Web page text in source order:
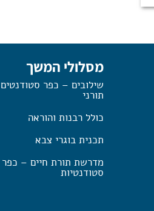
מסלולי המשך
שילובים – כפר סטודנטים
תורני
כולל רבנות והוראה
תכנית בוגרי צבא
מדרשת תורת חיים – כפר
סטודנטיות